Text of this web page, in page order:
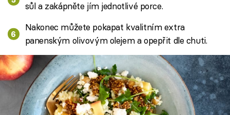
sůl a zakápněte jím jednotlivé porce.
Nakonec můžete pokapat kvalitním extra
panenským olivovým olejem a opepřit dle chuti.